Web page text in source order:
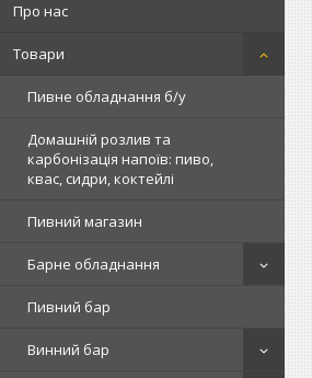
Про нас
Товари
Пивне обладнання б/у
Домашній розлив та
карбонізація напоїв: пиво,
квас, сидри, коктейлі
Пивний магазин
Барне обладнання
Пивний бар
Винний бар